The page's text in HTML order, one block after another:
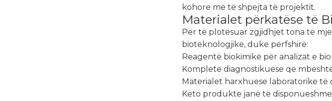
kohore më të shpejta të projektit.
Materialet përkatëse të
Për të plotësuar zgjidhjet tona të
bioteknologjike, duke përfshirë:
Reagentë biokimikë për analizat e
Komplete diagnostikuese që
Materialet harxhuese laboratorike
Këto produkte janë të